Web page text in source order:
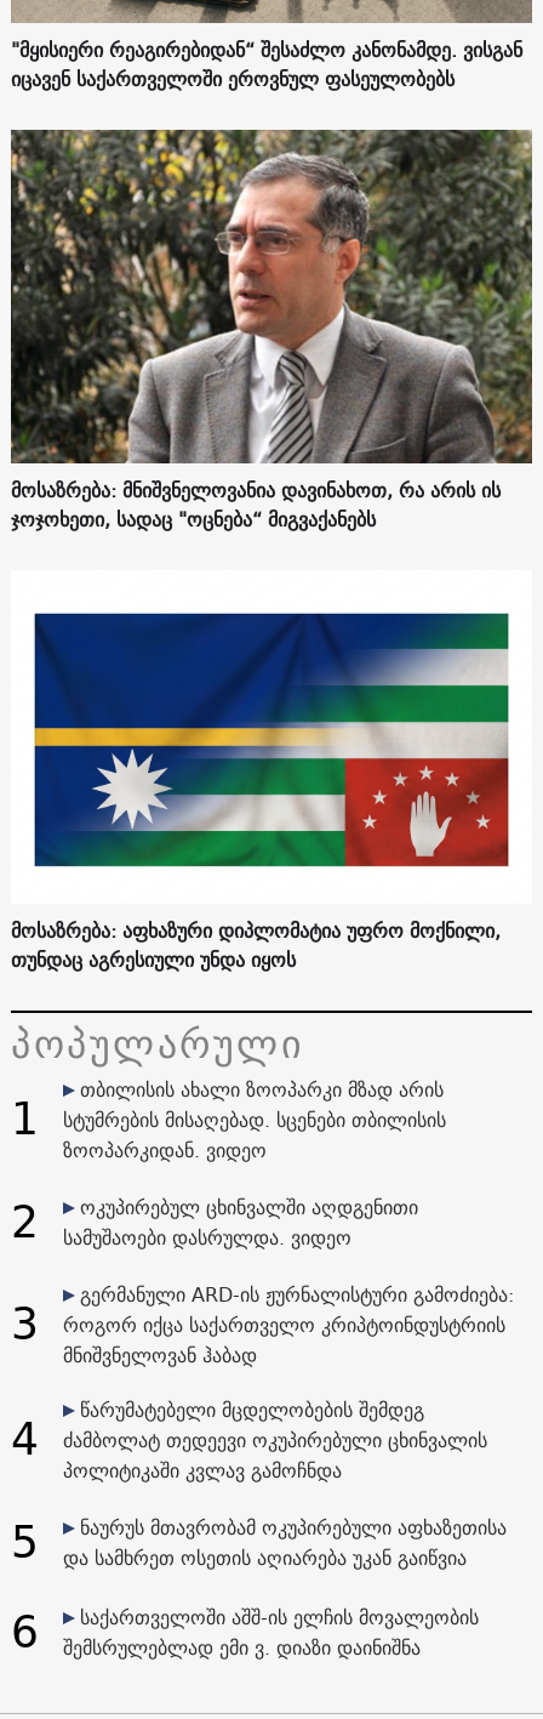
"მყისიერი რეაგირებიდან“ შესაძლო კანონამდე. ვისგან
იცავენ საქართველოში ეროვნულ ფასეულობებს
მოსაზრება: მნიშვნელოვანია დავინახოთ, რა არის ის
ჯოჯოხეთი, სადაც "ოცნება“ მიგვაქანებს
მოსაზრება: აფხაზური დიპლომატია უფრო მოქნილი,
თუნდაც აგრესიული უნდა იყოს
პოპულარული
1
თბილისის ახალი ზოოპარკი მზად არის
სტუმრების მისაღებად. სცენები თბილისის
ზოოპარკიდან. ვიდეო
2
ოკუპირებულ ცხინვალში აღდგენითი
სამუშაოები დასრულდა. ვიდეო
3
გერმანული ARD-ის ჟურნალისტური გამოძიება:
როგორ იქცა საქართველო კრიპტოინდუსტრიის
მნიშვნელოვან ჰაბად
4
წარუმატებელი მცდელობების შემდეგ
ძამბოლატ თედეევი ოკუპირებული ცხინვალის
პოლიტიკაში კვლავ გამოჩნდა
5
ნაურუს მთავრობამ ოკუპირებული აფხაზეთისა
და სამხრეთ ოსეთის აღიარება უკან გაიწვია
6
საქართველოში აშშ-ის ელჩის მოვალეობის
შემსრულებლად ემი ვ. დიაზი დაინიშნა